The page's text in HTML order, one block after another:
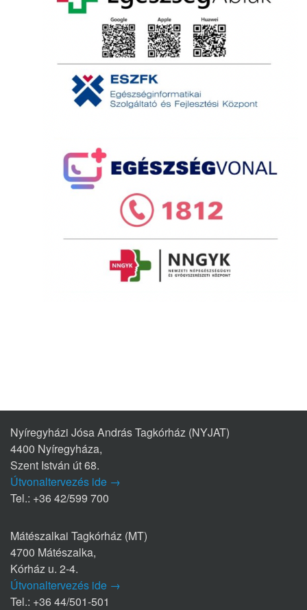
Nyíregyházi Jósa András Tagkórház (NYJAT)
4400 Nyíregyháza,
Szent István út 68.
Útvonaltervezés ide →
Tel.: +36 42/599 700
Mátészalkai Tagkórház (MT)
4700 Mátészalka,
Kórház u. 2-4.
Útvonaltervezés ide →
Tel.: +36 44/501-501